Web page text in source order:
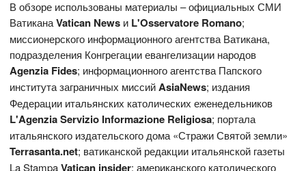
В обзоре использованы материалы – официальных СМИ
ВатиканаVatican News и L'Osservatore Romano;
миссионерского информационного агентства Ватикана,
подразделения Конгрегации евангелизации народов
Agenzia Fides; информационного агентства Папского
института заграничных миссийAsiaNews; издания
Федерации итальянских католических еженедельников
L'Agenzia Servizio Informazione Religiosa; портала
итальянского издательского дома «Стражи Святой земли»
Terrasanta.net; ватиканской редакции итальянской газеты
La StampaVatican insider; американского католического